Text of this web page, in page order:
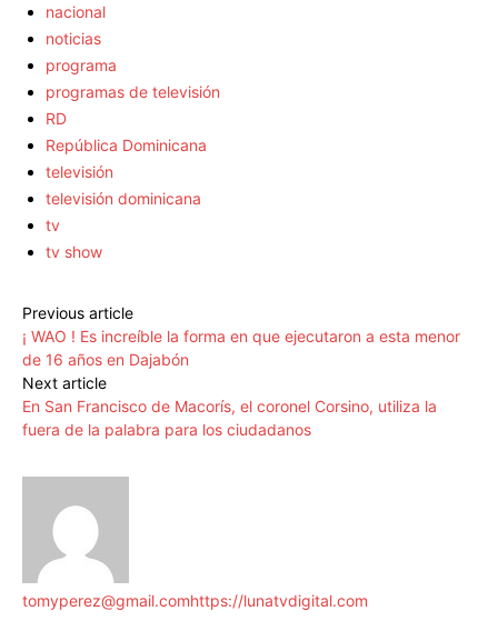
nacional
noticias
programa
programas de televisión
RD
República Dominicana
televisión
televisión dominicana
tv
tv show
Previous article
¡ WAO ! Es increíble la forma en que ejecutaron a esta menor
de 16 años en Dajabón
Next article
En San Francisco de Macorís, el coronel Corsino, utiliza la
fuera de la palabra para los ciudadanos
tomyperez@gmail.comhttps://lunatvdigital.com